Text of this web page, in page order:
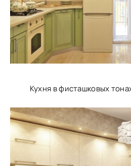
Кухня в фисташковых